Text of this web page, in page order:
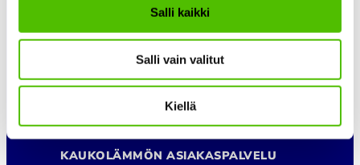
Salli kaikki
Salli vain valitut
Kiellä
Ajankohtaista
Asiakaspalvelu
asiakaspalvelu@porienergia.fi
KAUKOLÄMMÖN ASIAKASPALVELU